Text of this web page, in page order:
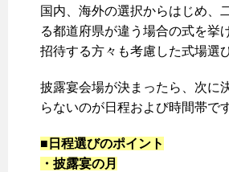
国内、海外の選択からはじめ、
る都道府県が違う場合の式を挙
招待する方々も考慮した式場選
披露宴会場が決まったら、次に
らないのが日程および時間帯で
■日程選びのポイント
・披露宴の月